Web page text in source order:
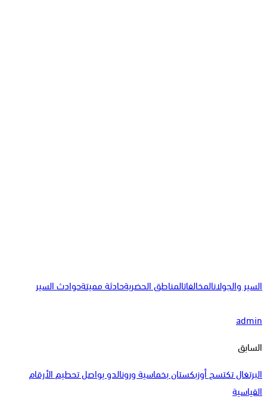
السير والجولانالمخالفاتالمناطق الحضريةحادثة مميتةحوادث السير
admin
السابق
البرتغال تكتسح أوزبكستان بخماسية ورونالدو يواصل تحطيم الأرقام
القياسية